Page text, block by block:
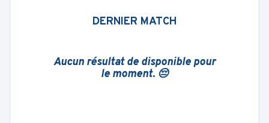
DERNIER MATCH
Aucun résultat de disponible pour
le moment. 😔